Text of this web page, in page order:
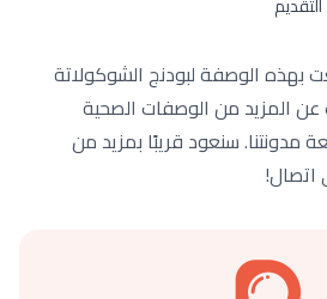
بهذه الوصفة لبودنج الشوكولاتة
عن المزيد من الوصفات الصحية
مدونتنا. سنعود قريبًا بمزيد من
اتصال!